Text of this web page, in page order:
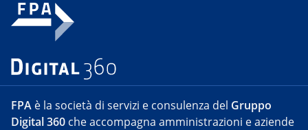
FPA è la società di servizi e consulenza del Gruppo
Digital 360 che accompagna amministrazioni e aziende